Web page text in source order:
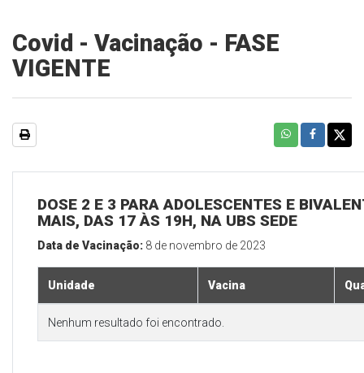
Covid - Vacinação - FASE
VIGENTE
DOSE 2 E 3 PARA ADOLESCENTES E
MAIS, DAS 17 ÀS 19H, NA UBS SEDE
Data de Vacinação: 8 de novembro de 2023
Unidade Vacina
Nenhum resultado foi encontrado.